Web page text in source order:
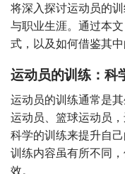
将深入探讨运动员的
与职业生涯。通过本
式，以及如何借鉴其
运动员的训练：科
运动员的训练通常是
运动员、篮球运动员
科学的训练来提升自
训练内容虽有所不同
效。